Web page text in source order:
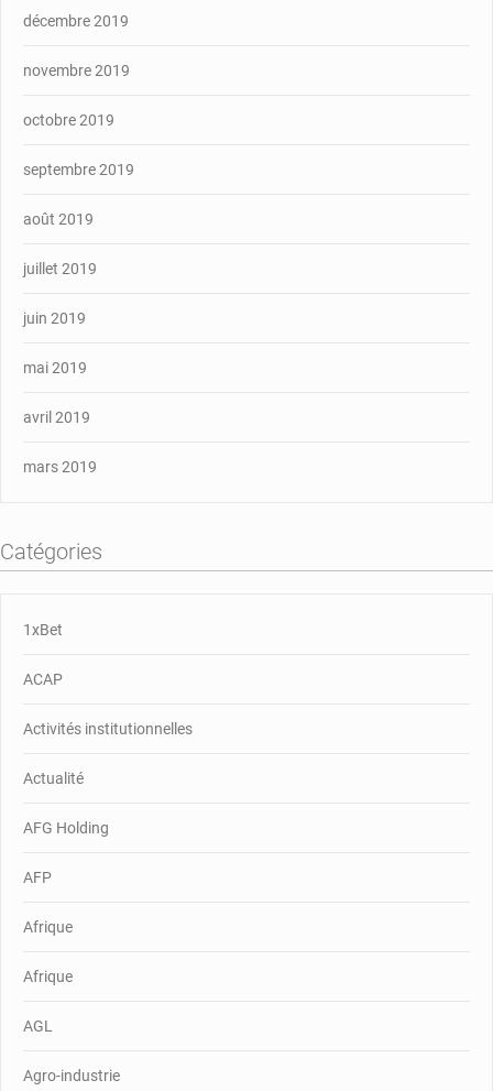
décembre 2019
novembre 2019
octobre 2019
septembre 2019
août 2019
juillet 2019
juin 2019
mai 2019
avril 2019
mars 2019
Catégories
1xBet
ACAP
Activités institutionnelles
Actualité
AFG Holding
AFP
Afrique
Afrique
AGL
Agro-industrie